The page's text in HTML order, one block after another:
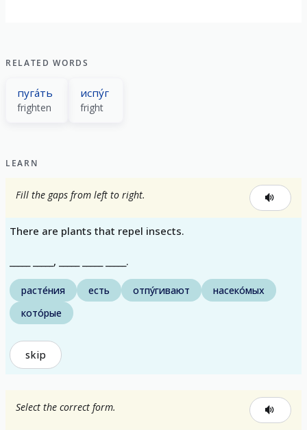
RELATED WORDS
пуга́ть
frighten
испу́г
fright
LEARN
Fill the gaps from left to right.
There are plants that repel insects.
_____ _____, _____ _____ _____.
расте́ния есть отпу́гивают
насеко́мых
кото́рые
skip
Select the correct form.